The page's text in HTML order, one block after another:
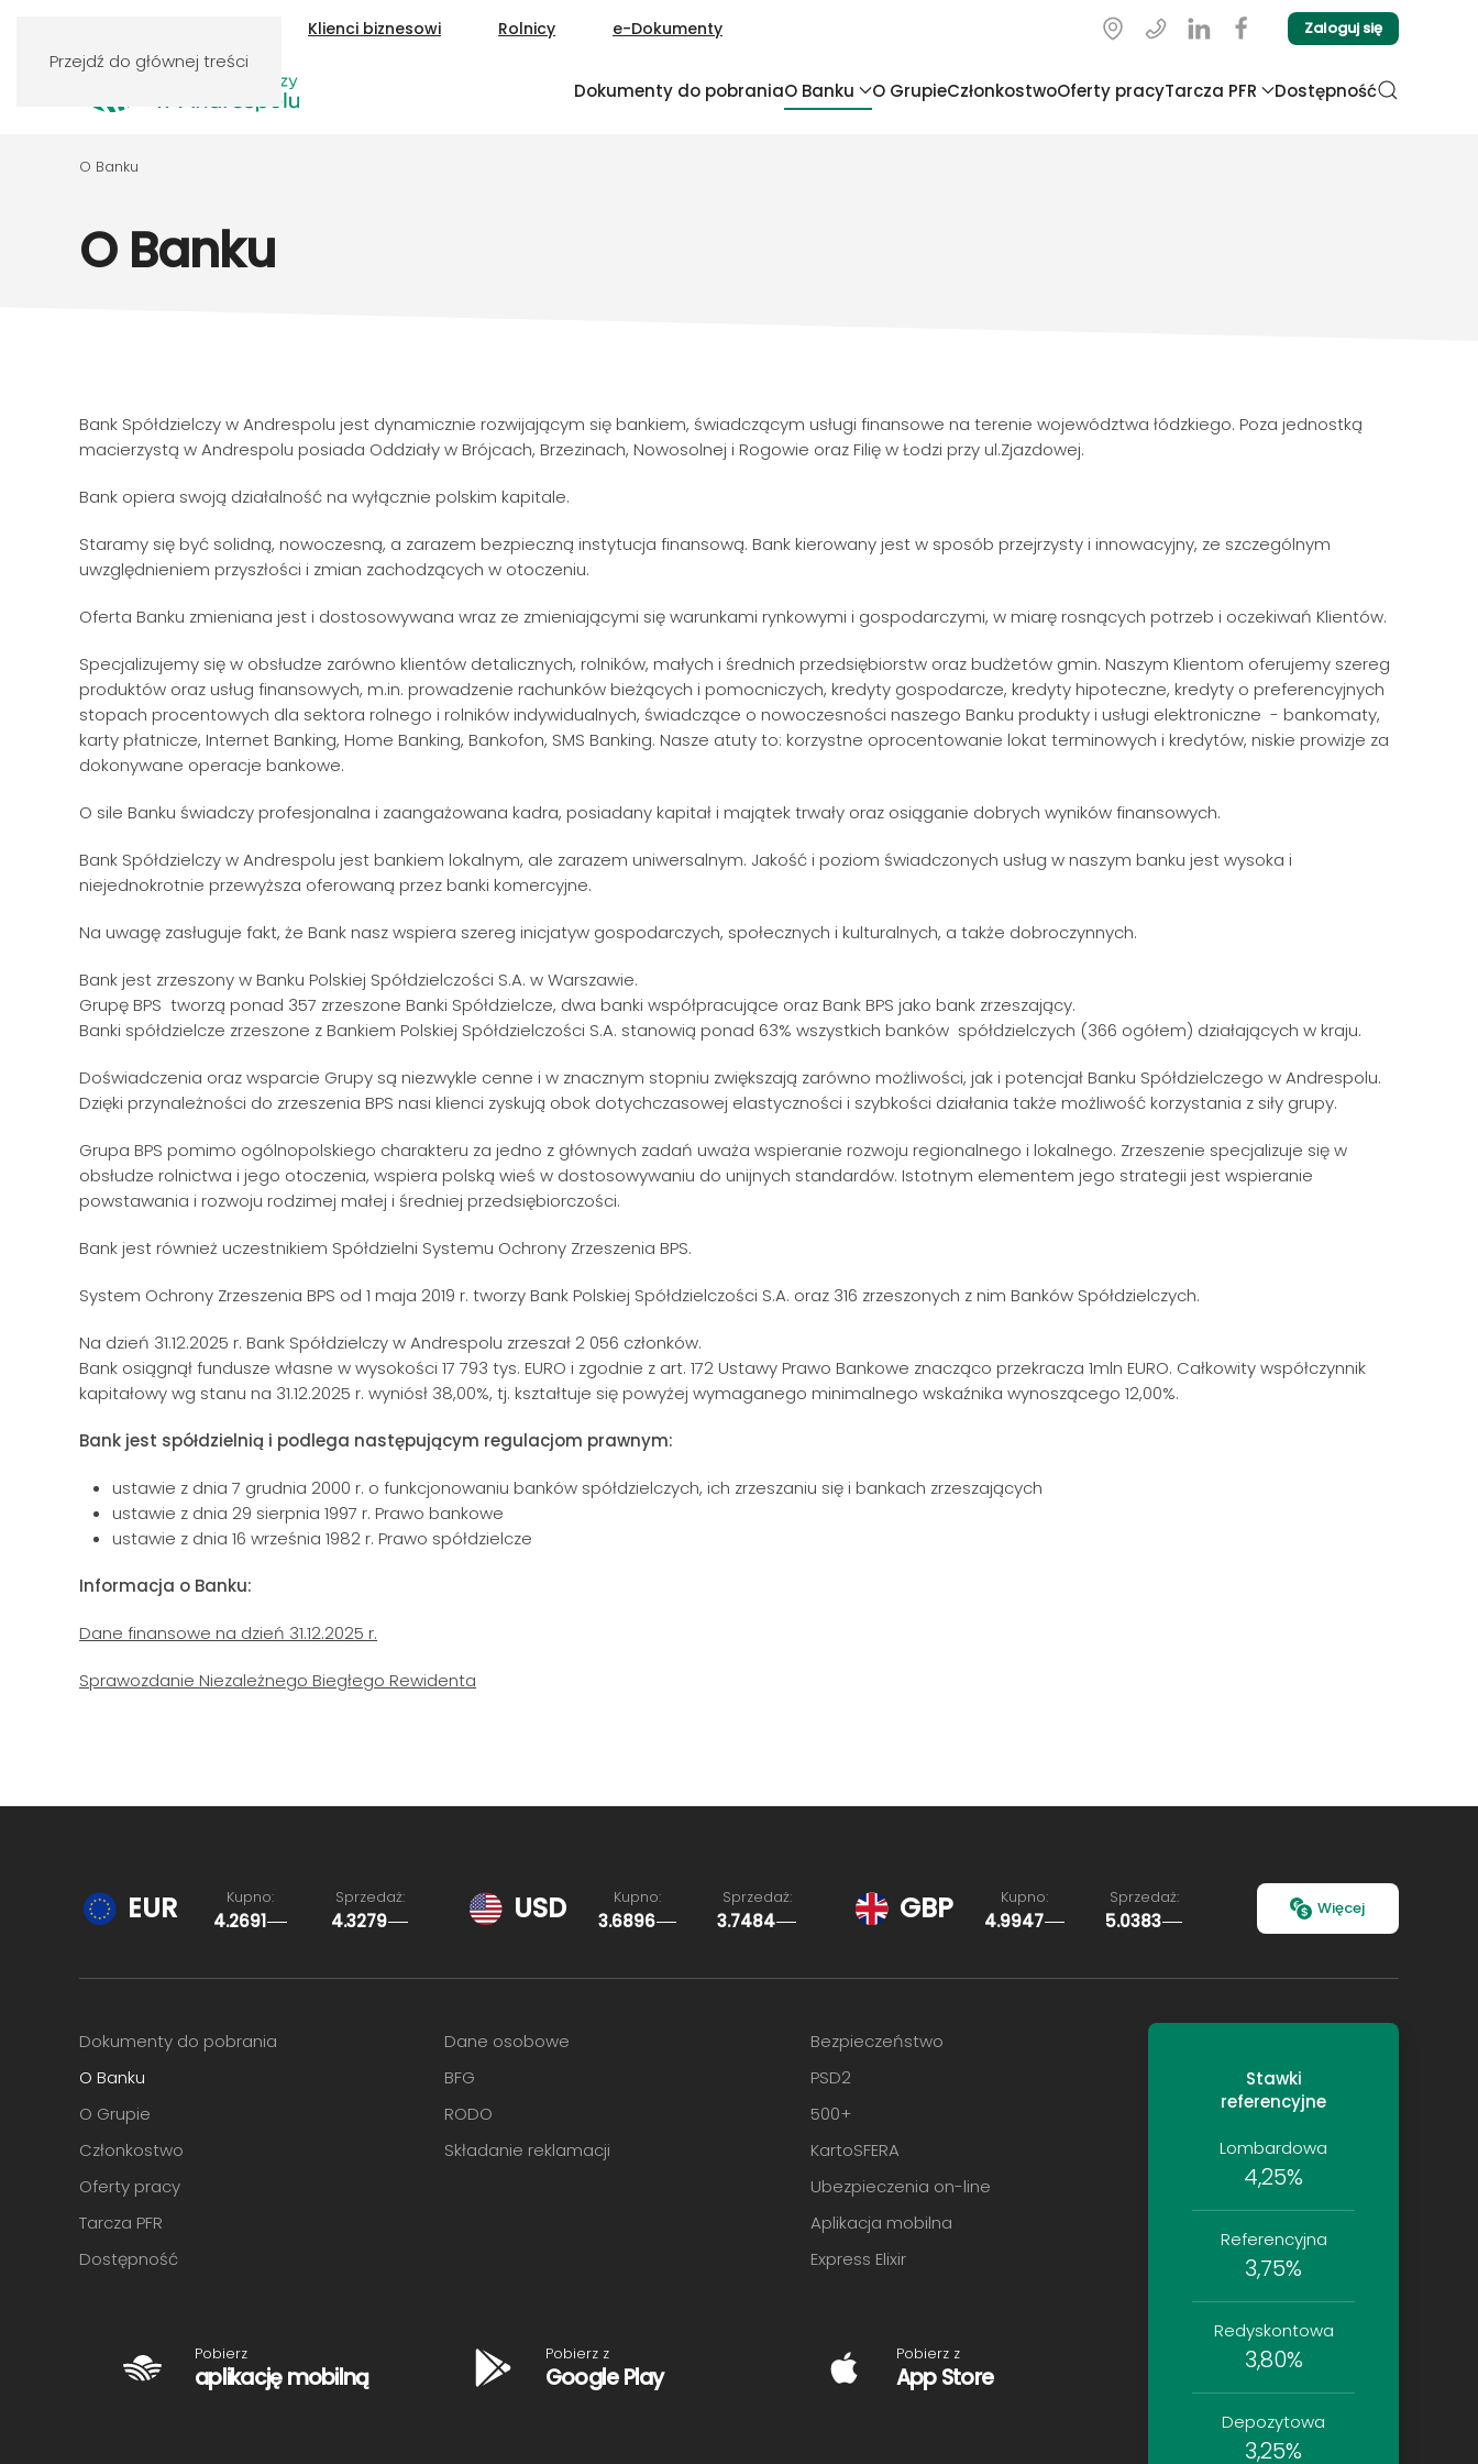
Przejdź do głównej treści
Klienci biznesowi Rolnicy e-Dokumenty Zaloguj się
Dokumenty do pobraniaO Banku O GrupieCzłonkostwoOferty pracyTarcza PFR Dostępność
O Banku
O Banku
Bank Spółdzielczy w Andrespolu jest dynamicznie rozwijającym się bankiem, świadczącym usługi finansowe na terenie województwa łódzkiego. Poza jednostką
macierzystą w Andrespolu posiada Oddziały w Brójcach, Brzezinach, Nowosolnej i Rogowie oraz Filię w Łodzi przy ul.Zjazdowej.
Bank opiera swoją działalność na wyłącznie polskim kapitale.
Staramy się być solidną, nowoczesną, a zarazem bezpieczną instytucja finansową. Bank kierowany jest w sposób przejrzysty i innowacyjny, ze szczególnym
uwzględnieniem przyszłości i zmian zachodzących w otoczeniu.
Oferta Banku zmieniana jest i dostosowywana wraz ze zmieniającymi się warunkami rynkowymi i gospodarczymi, w miarę rosnących potrzeb i oczekiwań Klientów.
Specjalizujemy się w obsłudze zarówno klientów detalicznych, rolników, małych i średnich przedsiębiorstw oraz budżetów gmin. Naszym Klientom oferujemy szereg
produktów oraz usług finansowych, m.in. prowadzenie rachunków bieżących i pomocniczych, kredyty gospodarcze, kredyty hipoteczne, kredyty o preferencyjnych
stopach procentowych dla sektora rolnego i rolników indywidualnych, świadczące o nowoczesności naszego Banku produkty i usługi elektroniczne - bankomaty,
karty płatnicze, Internet Banking, Home Banking, Bankofon, SMS Banking. Nasze atuty to: korzystne oprocentowanie lokat terminowych i kredytów, niskie prowizje za
dokonywane operacje bankowe.
O sile Banku świadczy profesjonalna i zaangażowana kadra, posiadany kapitał i majątek trwały oraz osiąganie dobrych wyników finansowych.
Bank Spółdzielczy w Andrespolu jest bankiem lokalnym, ale zarazem uniwersalnym. Jakość i poziom świadczonych usług w naszym banku jest wysoka i
niejednokrotnie przewyższa oferowaną przez banki komercyjne.
Na uwagę zasługuje fakt, że Bank nasz wspiera szereg inicjatyw gospodarczych, społecznych i kulturalnych, a także dobroczynnych.
Bank jest zrzeszony w Banku Polskiej Spółdzielczości S.A. w Warszawie.
Grupę BPS tworzą ponad 357 zrzeszone Banki Spółdzielcze, dwa banki współpracujące oraz Bank BPS jako bank zrzeszający.
Banki spółdzielcze zrzeszone z Bankiem Polskiej Spółdzielczości S.A. stanowią ponad 63% wszystkich banków spółdzielczych (366 ogółem) działających w kraju.
Doświadczenia oraz wsparcie Grupy są niezwykle cenne i w znacznym stopniu zwiększają zarówno możliwości, jak i potencjał Banku Spółdzielczego w Andrespolu.
Dzięki przynależności do zrzeszenia BPS nasi klienci zyskują obok dotychczasowej elastyczności i szybkości działania także możliwość korzystania z siły grupy.
Grupa BPS pomimo ogólnopolskiego charakteru za jedno z głównych zadań uważa wspieranie rozwoju regionalnego i lokalnego. Zrzeszenie specjalizuje się w
obsłudze rolnictwa i jego otoczenia, wspiera polską wieś w dostosowywaniu do unijnych standardów. Istotnym elementem jego strategii jest wspieranie
powstawania i rozwoju rodzimej małej i średniej przedsiębiorczości.
Bank jest również uczestnikiem Spółdzielni Systemu Ochrony Zrzeszenia BPS.
System Ochrony Zrzeszenia BPS od 1 maja 2019 r. tworzy Bank Polskiej Spółdzielczości S.A. oraz 316 zrzeszonych z nim Banków Spółdzielczych.
Na dzień 31.12.2025 r. Bank Spółdzielczy w Andrespolu zrzeszał 2 056 członków.
Bank osiągnął fundusze własne w wysokości 17 793 tys. EURO i zgodnie z art. 172 Ustawy Prawo Bankowe znacząco przekracza 1mln EURO. Całkowity współczynnik
kapitałowy wg stanu na 31.12.2025 r. wyniósł 38,00%, tj. kształtuje się powyżej wymaganego minimalnego wskaźnika wynoszącego 12,00%.
Bank jest spółdzielnią i podlega następującym regulacjom prawnym:
ustawie z dnia 7 grudnia 2000 r. o funkcjonowaniu banków spółdzielczych, ich zrzeszaniu się i bankach zrzeszających
ustawie z dnia 29 sierpnia 1997 r. Prawo bankowe
ustawie z dnia 16 września 1982 r. Prawo spółdzielcze
Informacja o Banku:
Dane finansowe na dzień 31.12.2025 r.
Sprawozdanie Niezależnego Biegłego Rewidenta
EUR Kupno:
4.2691
Sprzedaż:
4.3279 USD Kupno:
3.6896
Sprzedaż:
3.7484 GBP Kupno:
4.9947
Sprzedaż:
5.0383
Więcej
Dokumenty do pobrania
O Banku
O Grupie
Członkostwo
Oferty pracy
Tarcza PFR
Dostępność
Dane osobowe
BFG
RODO
Składanie reklamacji
Bezpieczeństwo
PSD2
500+
KartoSFERA
Ubezpieczenia on-line
Aplikacja mobilna
Express Elixir
Pobierz
aplikację mobilną
Pobierz z
Google Play
Pobierz z
App Store
Stawki
referencyjne
Lombardowa
4,25%
Referencyjna
3,75%
Redyskontowa
3,80%
Depozytowa
3,25%